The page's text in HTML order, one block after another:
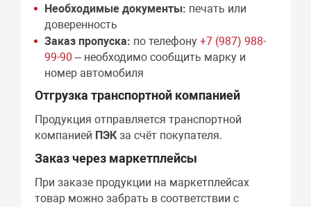
Необходимые документы: печать или
доверенность
Заказ пропуска: по телефону+7 (987) 988-
99-90 – необходимо сообщить марку и
номер автомобиля
Отгрузка транспортной компанией
Продукция отправляется транспортной
компанией ПЭКза счёт покупателя.
Заказ через маркетплейсы
При заказе продукции на маркетплейсах
товар можно забрать в соответствии с